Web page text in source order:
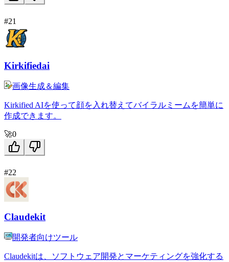
#21
Kirkifiedai
画像生成＆編集
Kirkified AIを使って顔を入れ替えてバイラルミームを簡単に
作成できます。
🚀0
#22
Claudekit
開発者向けツール
Claudekitは、ソフトウェア開発とマーケティングを強化する